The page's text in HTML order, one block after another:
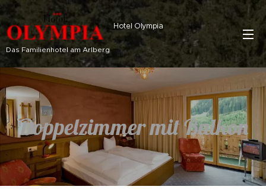
Hotel Olympia
Das Familienhotel am Arlberg
Doppelzimmer mit Balkon